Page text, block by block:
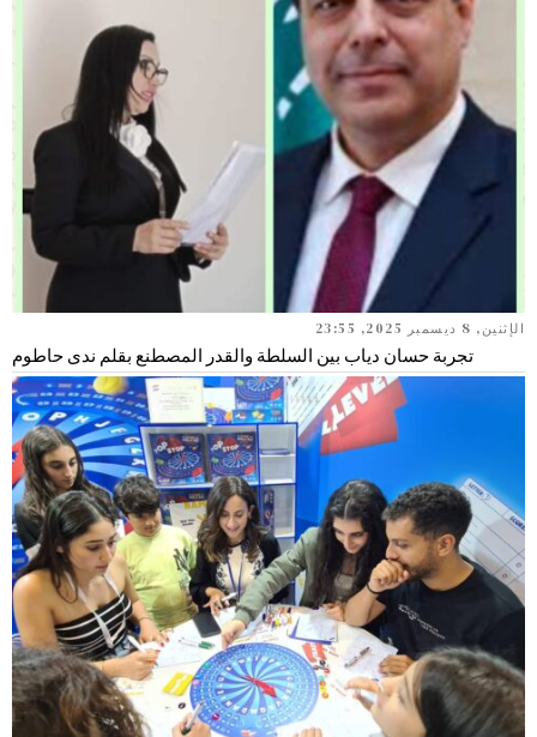
الإثنين, 8 ديسمبر 2025, 23:55
تجربة حسان دياب بين السلطة والقدر المصطنع بقلم ندى حاطوم